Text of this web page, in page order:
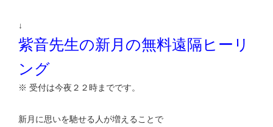
↓
紫音先生の新月の無料遠隔ヒーリ
ング
※ 受付は今夜２２時までです。
新月に思いを馳せる人が増えることで